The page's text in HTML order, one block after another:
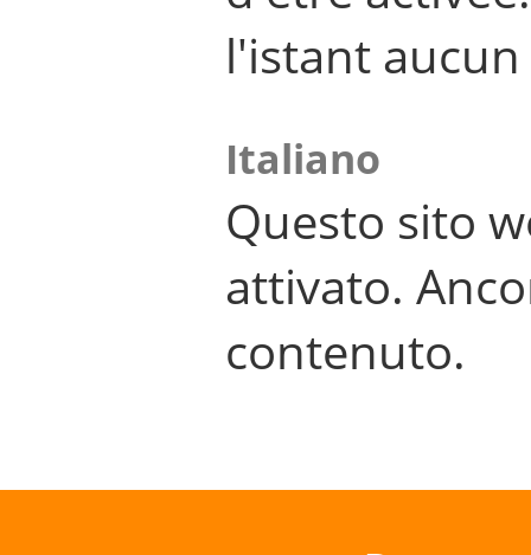
l'istant
Italiano
Questo sito
attivato.
contenuto.